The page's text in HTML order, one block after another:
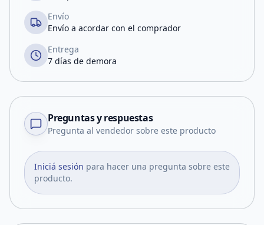
Envío
Envío a acordar con el comprador
Entrega
7 días de demora
Preguntas y respuestas
Pregunta al vendedor sobre este producto
Iniciá sesión para hacer una pregunta sobre este
producto.